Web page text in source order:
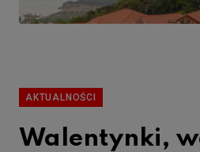
AKTUALNOŚCI
Walentynki,